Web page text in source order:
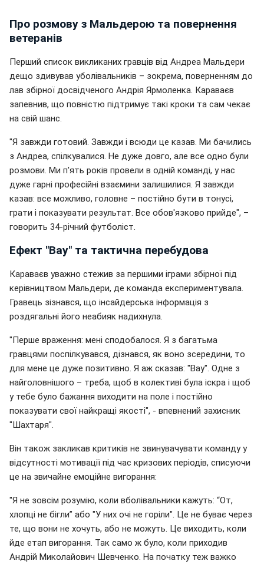
Про розмову з Мальдерою та повернення
ветеранів
Перший список викликаних гравців від Андреа Мальдери
дещо здивував уболівальників – зокрема, поверненням до
лав збірної досвідченого Андрія Ярмоленка. Караваєв
запевнив, що повністю підтримує такі кроки та сам чекає
на свій шанс.
"Я завжди готовий. Завжди і всюди це казав. Ми бачились
з Андреа, спілкувалися. Не дуже довго, але все одно були
розмови. Ми п'ять років провели в одній команді, у нас
дуже гарні професійні взаємини залишилися. Я завжди
казав: все можливо, головне – постійно бути в тонусі,
грати і показувати результат. Все обов'язково прийде", –
говорить 34-річний футболіст.
Ефект "Вау" та тактична перебудова
Караваєв уважно стежив за першими іграми збірної під
керівництвом Мальдери, де команда експериментувала.
Гравець зізнався, що інсайдерська інформація з
роздягальні його неабияк надихнула.
"Перше враження: мені сподобалося. Я з багатьма
гравцями поспілкувався, дізнався, як воно зсередини, то
для мене це дуже позитивно. Я аж сказав: "Вау". Одне з
найголовнішого – треба, щоб в колективі була іскра і щоб
у тебе було бажання виходити на поле і постійно
показувати свої найкращі якості", - впевнений захисник
"Шахтаря".
Він також закликав критиків не звинувачувати команду у
відсутності мотивації під час кризових періодів, списуючи
це на звичайне емоційне вигорання:
"Я не зовсім розумію, коли вболівальники кажуть: “От,
хлопці не бігли” або "У них очі не горіли". Це не буває через
те, що вони не хочуть, або не можуть. Це виходить, коли
йде етап вигорання. Так само ж було, коли приходив
Андрій Миколайович Шевченко. На початку теж важко